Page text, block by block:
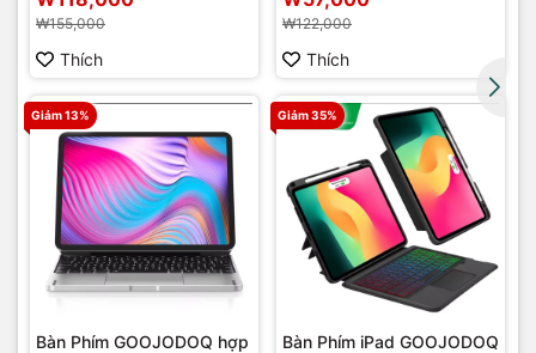
₩155,000
Thích
₩122,000
Thích
Giảm 13%
Bàn Phím GOOJODOQ hợp
Giảm 35%
Bàn Phím iPad GOOJODOQ